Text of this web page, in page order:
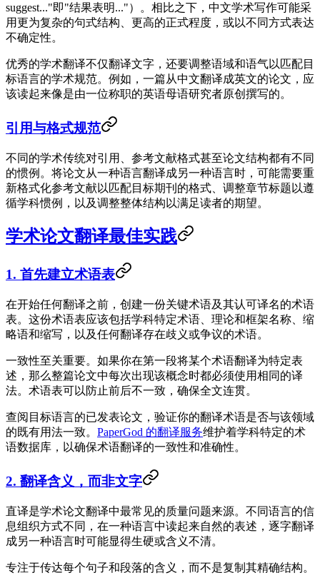
suggest..."即"结果表明..."）。相比之下，中文学术写作可能采
用更为复杂的句式结构、更高的正式程度，或以不同方式表达
不确定性。
优秀的学术翻译不仅翻译文字，还要调整语域和语气以匹配目
标语言的学术规范。例如，一篇从中文翻译成英文的论文，应
该读起来像是由一位称职的英语母语研究者原创撰写的。
引用与格式规范
不同的学术传统对引用、参考文献格式甚至论文结构都有不同
的惯例。将论文从一种语言翻译成另一种语言时，可能需要重
新格式化参考文献以匹配目标期刊的格式、调整章节标题以遵
循学科惯例，以及调整整体结构以满足读者的期望。
学术论文翻译最佳实践
1. 首先建立术语表
在开始任何翻译之前，创建一份关键术语及其认可译名的术语
表。这份术语表应该包括学科特定术语、理论和框架名称、缩
略语和缩写，以及任何翻译存在歧义或争议的术语。
一致性至关重要。如果你在第一段将某个术语翻译为特定表
述，那么整篇论文中每次出现该概念时都必须使用相同的译
法。术语表可以防止前后不一致，确保全文连贯。
查阅目标语言的已发表论文，验证你的翻译术语是否与该领域
的既有用法一致。 PaperGod 的翻译服务维护着学科特定的术
语数据库，以确保术语翻译的一致性和准确性。
2. 翻译含义，而非文字
直译是学术论文翻译中最常见的质量问题来源。不同语言的信
息组织方式不同，在一种语言中读起来自然的表述，逐字翻译
成另一种语言时可能显得生硬或含义不清。
专注于传达每个句子和段落的含义，而不是复制其精确结构。